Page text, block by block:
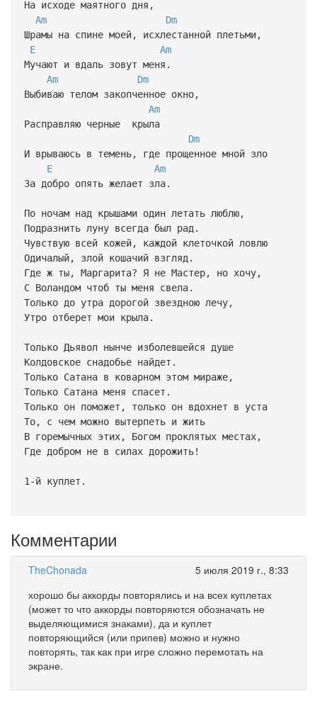
На исходе маятного дня,
Am
Dm
Шрамы на спине моей, исхлестанной плетьми,
E
Am
Мучают и вдаль зовут меня.
Am
Dm
Выбиваю телом закопченное окно,
Am
Расправляю черные крыла
Dm
И врываюсь в темень, где прощенное мной зло
E
Am
За добро опять желает зла.
По ночам над крышами один летать люблю,
Подразнить луну всегда был рад.
Чувствую всей кожей, каждой клеточкой ловлю
Одичалый, злой кошачий взгляд.
Где ж ты, Маргарита? Я не Мастер, но хочу,
С Воландом чтоб ты меня свела.
Только до утра дорогой звездною лечу,
Утро отберет мои крыла.
Только Дьявол нынче изболевшейся душе
Колдовское снадобье найдет.
Только Сатана в коварном этом мираже,
Только Сатана меня спасет.
Только он поможет, только он вдохнет в уста
То, с чем можно вытерпеть и жить
В горемычных этих, Богом проклятых местах,
Где добром не в силах дорожить!
1-й куплет.
Комментарии
TheChonada
5 июля 2019 г., 8:33
хорошо бы аккорды повторялись и на всех куплетах
(может то что аккорды повторяются обозначать не
выделяющимися знаками), да и куплет
повторяющийся (или припев) можно и нужно
повторять, так как при игре сложно перемотать на
экране.